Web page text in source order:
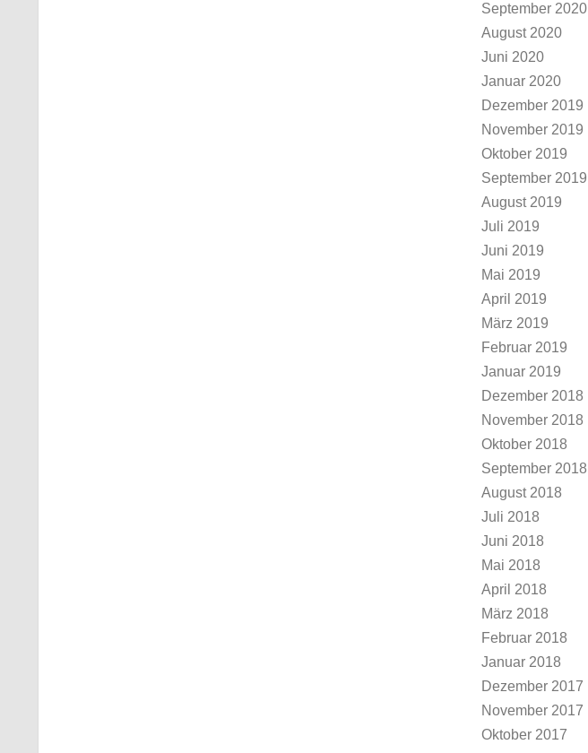
September 2020
August 2020
Juni 2020
Januar 2020
Dezember 2019
November 2019
Oktober 2019
September 2019
August 2019
Juli 2019
Juni 2019
Mai 2019
April 2019
März 2019
Februar 2019
Januar 2019
Dezember 2018
November 2018
Oktober 2018
September 2018
August 2018
Juli 2018
Juni 2018
Mai 2018
April 2018
März 2018
Februar 2018
Januar 2018
Dezember 2017
November 2017
Oktober 2017